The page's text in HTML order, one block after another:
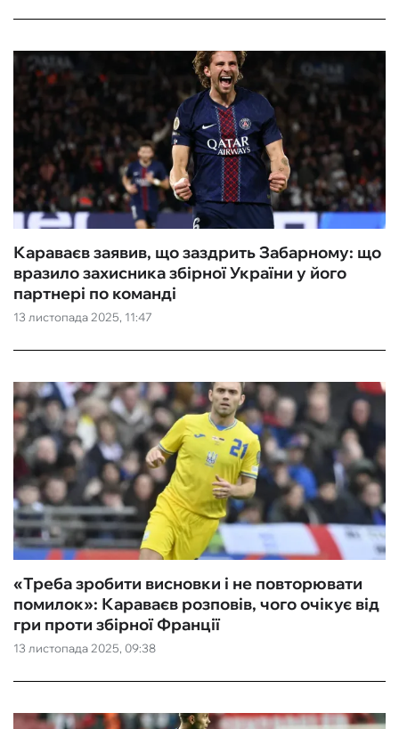
13 листопада 2025, 11:47
Караваєв заявив, що заздрить Забарному: що
вразило захисника збірної України у його
партнері по команді
13 листопада 2025, 09:38
«Треба зробити висновки і не повторювати
помилок»: Караваєв розповів, чого очікує від
гри проти збірної Франції